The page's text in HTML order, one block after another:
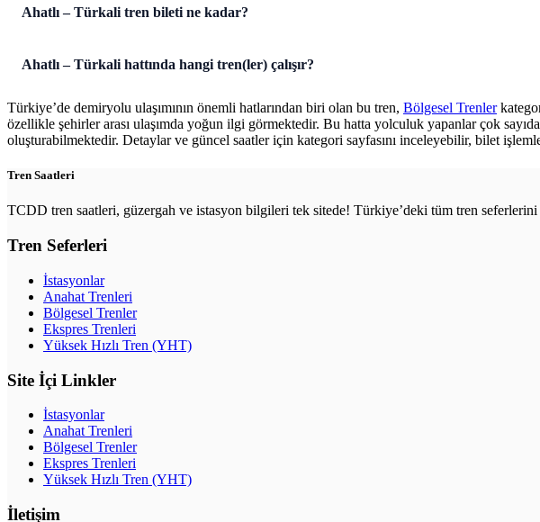
Ahatlı – Türkali tren bileti ne kadar?
Ahatlı – Türkali hattında hangi tren(ler) çalışır?
Türkiye’de demiryolu ulaşımının önemli hatlarından biri olan bu tren, Bölgesel Trenler
özellikle şehirler arası ulaşımda yoğun ilgi görmektedir. Bu hatta yolculuk yapanlar çok
oluşturabilmektedir. Detaylar ve güncel saatler için kategori sayfasını inceleyebilir, bilet
Tren Saatleri
TCDD tren saatleri, güzergah ve istasyon bilgileri tek sitede! Türkiye’deki tüm tren
Tren Seferleri
İstasyonlar
Anahat Trenleri
Bölgesel Trenler
Ekspres Trenleri
Yüksek Hızlı Tren (YHT)
Site İçi Linkler
İstasyonlar
Anahat Trenleri
Bölgesel Trenler
Ekspres Trenleri
Yüksek Hızlı Tren (YHT)
İletişim